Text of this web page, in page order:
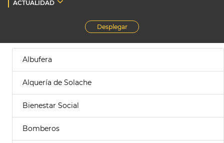
ACTUALIDAD
Desplegar
Albufera
Alquería de Solache
Bienestar Social
Bomberos